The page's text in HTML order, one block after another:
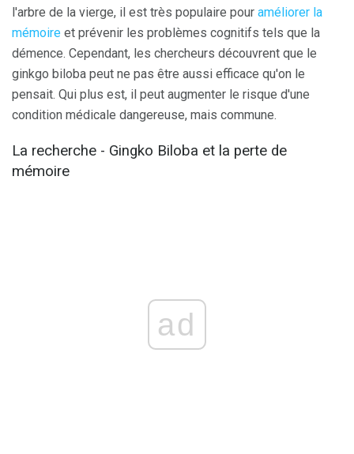
l'arbre de la vierge, il est très populaire pour améliorer la
mémoire et prévenir les problèmes cognitifs tels que la
démence. Cependant, les chercheurs découvrent que le
ginkgo biloba peut ne pas être aussi efficace qu'on le
pensait. Qui plus est, il peut augmenter le risque d'une
condition médicale dangereuse, mais commune.
La recherche - Gingko Biloba et la perte de
mémoire
ad